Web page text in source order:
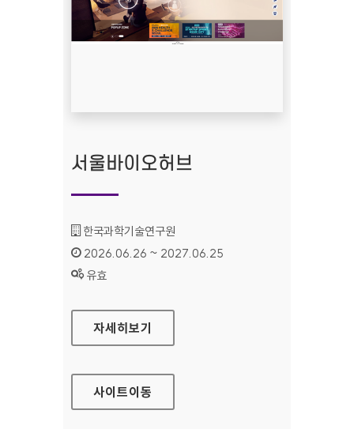
서울바이오허브
기관명 :
한국과학기술연구원
인증기간 :
2026.06.26 ~ 2027.06.25
상태 :
유효
서울바이오허브
자세히보기
사이트이동